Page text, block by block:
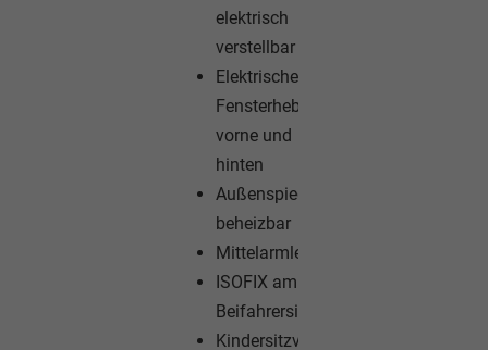
elektrisch
verstellbar
Elektrische
Fensterheber
vorne und
hinten
Außenspiegel
beheizbar
Mittelarmlehne
ISOFIX am
Beifahrersitz
Kindersitzvorbereitung